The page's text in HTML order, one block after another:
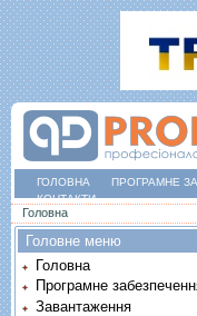
ГОЛОВНА ПРОГРАМНЕ
КОНТАКТИ
Ви є тут
Головна
Головне меню
Головна
Програмне
Завантаження